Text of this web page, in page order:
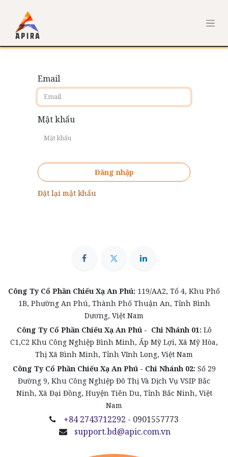
Email
Mật khẩu
Đăng nhập
Đặt lại mật khẩu
Công Ty Cổ Phần Chiếu Xạ An Phú: 119/AA2, Tổ 4, Khu Phố
1B, Phường An Phú, Thành Phố Thuận An, Tỉnh Bình
Dương, Việt Nam
Công Ty Cổ Phần Chiếu Xạ An Phú - Chi Nhánh 01: Lô
C1,C2 Khu Công Nghiệp Bình Minh, Ấp Mỹ Lợi, Xã Mỹ Hòa,
Thị Xã Bình Minh, Tỉnh Vĩnh Long, Việt Nam
Công Ty Cổ Phần Chiếu Xạ An Phú - Chi Nhánh 02: Số 29
Đường 9, Khu Công Nghiệp Đô Thị Và Dịch Vụ VSIP Bắc
Ninh, Xã Đại Đồng, Huyện Tiên Du, Tỉnh Bắc Ninh, Việt
Nam
+84 2743712292 - 0901557773
support.bd@apic.com.vn